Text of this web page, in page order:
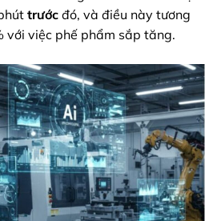
trướcđó, và điều này tương
với việc phế phẩm sắp tăng.